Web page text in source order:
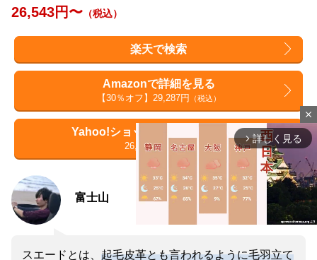
26,543円〜 （税込）
楽天で検索
Amazonで詳細を見る
【30％オフ】29,287円 （税込）
Yahoo!ショッピングで詳細を見る
26,543円（税込）
富士山
スエードとは、 起毛皮革とも言われるように毛羽立て
close
arrow_forward_ios 詳しく見る